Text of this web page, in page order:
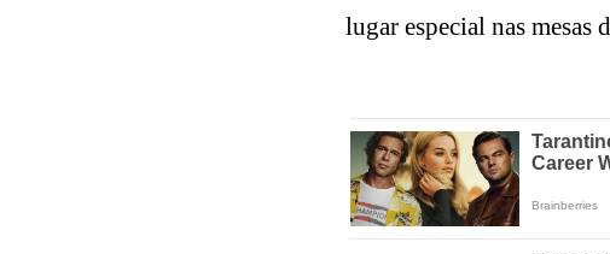
lugar especial nas mesas